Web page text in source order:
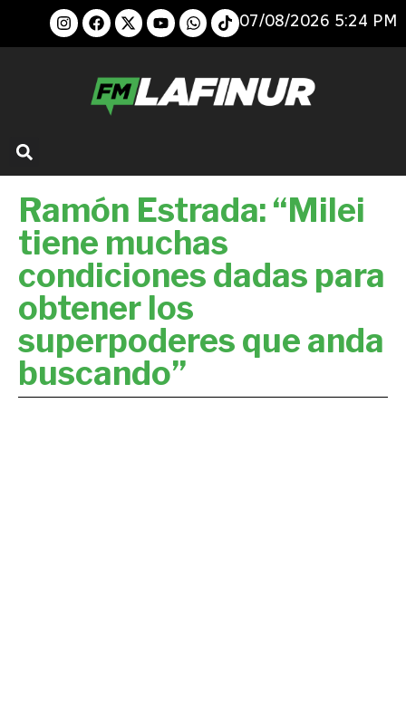
07/08/2026 5:24 PM
Ramón Estrada: “Milei
tiene muchas
condiciones dadas para
obtener los
superpoderes que anda
buscando”